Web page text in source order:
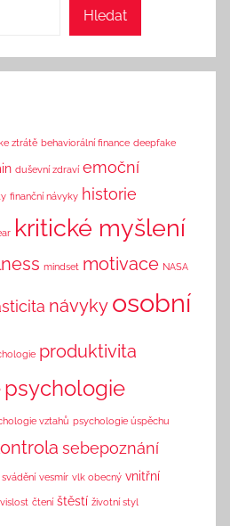
T
n
k
Hledat
ztrátě behaviorální finance deepfake
duševní zdraví emoční
finanční návyky historie
kritické myšlení
mindset motivace NASA
návyky osobní
produktivita
psychologie
vztahů psychologie úspěchu
sebepoznání
svádění vesmír vlk obecný vnitřní
čtení štěstí životní styl